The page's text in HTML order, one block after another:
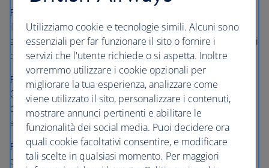
Pasto vegano:
il pasto vegano è completamente privo di prodotti
animali, incluso miele, uova e latticini. Inoltre non include i
derivati di prodotti animali come la gelatina bovina.
Pasto indù – vegetariano / asiatico – vegetariano
Questo pasto non contiene carne, pesce o uova, ma può
contenere latticini. È aromatizzato con spezie delicate del
subcontinente indiano.
Pasto indù – non vegetariano:
questo pasto contiene agnello, pollo o pesce, uova e/o
Utilizziamo cookie e tecnologie simili. Alcuni sono
essenziali per far funzionare il sito o fornire i
servizi che l'utente richiede o si aspetta. Inoltre
vorremmo utilizzare i cookie opzionali per
migliorare la tua esperienza, analizzare come
viene utilizzato il sito, personalizzare i contenuti,
mostrare annunci pertinenti e abilitare le
funzionalità dei social media. Puoi decidere ora
quali cookie facoltativi consentire, e modificare
tali scelte in qualsiasi momento. Per maggiori